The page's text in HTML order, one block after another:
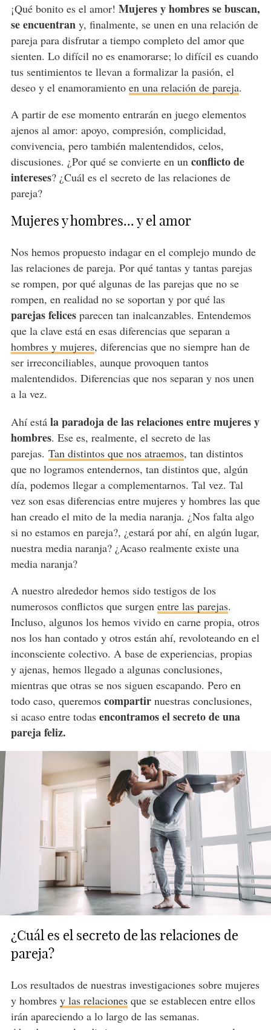
¡Qué bonito es el amor! Mujeres y hombres se buscan,
se encuentrany, finalmente, se unen en una relación de
pareja para disfrutar a tiempo completo del amor que
sienten. Lo difícil no es enamorarse; lo difícil es cuando
tus sentimientos te llevan a formalizar la pasión, el
deseo y el enamoramiento en una relación de pareja.
A partir de ese momento entrarán en juego elementos
ajenos al amor: apoyo, compresión, complicidad,
convivencia, pero también malentendidos, celos,
discusiones. ¿Por qué se convierte en un conflicto de
intereses? ¿Cuál es el secreto de las relaciones de
pareja?
Mujeres y hombres... y el amor
Nos hemos propuesto indagar en el complejo mundo de
las relaciones de pareja. Por qué tantas y tantas parejas
se rompen, por qué algunas de las parejas que no se
rompen, en realidad no se soportan y por qué las
parejas felicesparecen tan inalcanzables. Entendemos
que la clave está en esas diferencias que separan a
hombres y mujeres, diferencias que no siempre han de
ser irreconciliables, aunque provoquen tantos
malentendidos. Diferencias que nos separan y nos unen
a la vez.
Ahí está la paradoja de las relaciones entre mujeres y
hombres. Ese es, realmente, el secreto de las
parejas. Tan distintos que nos atraemos, tan distintos
que no logramos entendernos, tan distintos que, algún
día, podemos llegar a complementarnos. Tal vez. Tal
vez son esas diferencias entre mujeres y hombres las que
han creado el mito de la media naranja. ¿Nos falta algo
si no estamos en pareja?, ¿estará por ahí, en algún lugar,
nuestra media naranja? ¿Acaso realmente existe una
media naranja?
A nuestro alrededor hemos sido testigos de los
numerosos conflictos que surgen entre las parejas.
Incluso, algunos los hemos vivido en carne propia, otros
nos los han contado y otros están ahí, revoloteando en el
inconsciente colectivo. A base de experiencias, propias
y ajenas, hemos llegado a algunas conclusiones,
mientras que otras se nos siguen escapando. Pero en
todo caso, queremos compartir nuestras conclusiones,
si acaso entre todas encontramos el secreto de una
pareja feliz.
¿Cuál es el secreto de las relaciones de
pareja?
Los resultados de nuestras investigaciones sobre mujeres
y hombres y las relacionesque se establecen entre ellos
irán apareciendo a lo largo de las semanas.